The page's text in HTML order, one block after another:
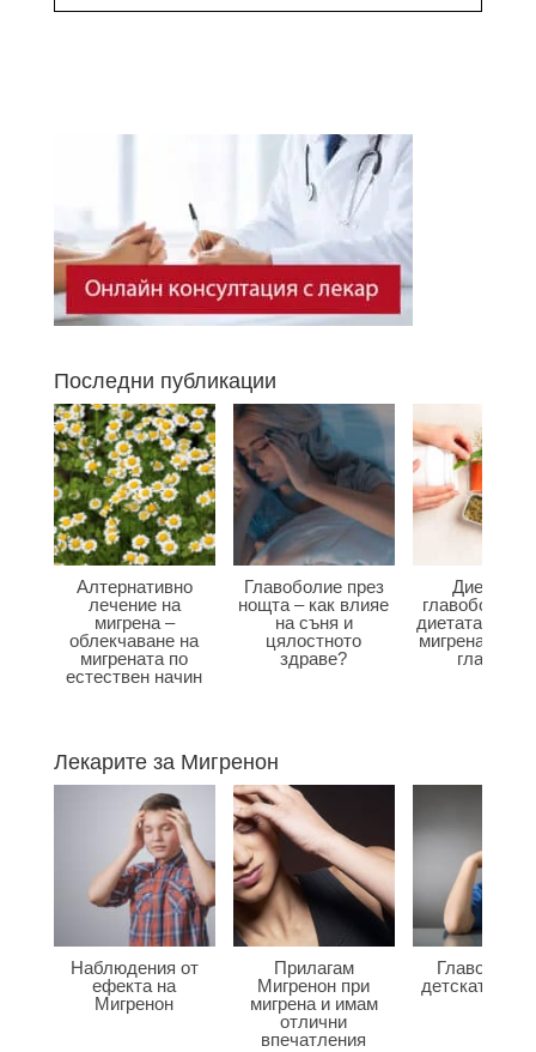
Последни публикации
Алтернативно
лечение на
мигрена –
облекчаване на
мигрената по
естествен начин
Главоболие през
нощта – как влияе
на съня и
цялостното
здраве?
Диета при
главоболие –
диетата
мигрена и
главата?
Лекарите за Мигренон
Наблюдения от
ефекта на
Мигренон
Прилагам
Мигренон при
мигрена и имам
отлични
впечатления
детската